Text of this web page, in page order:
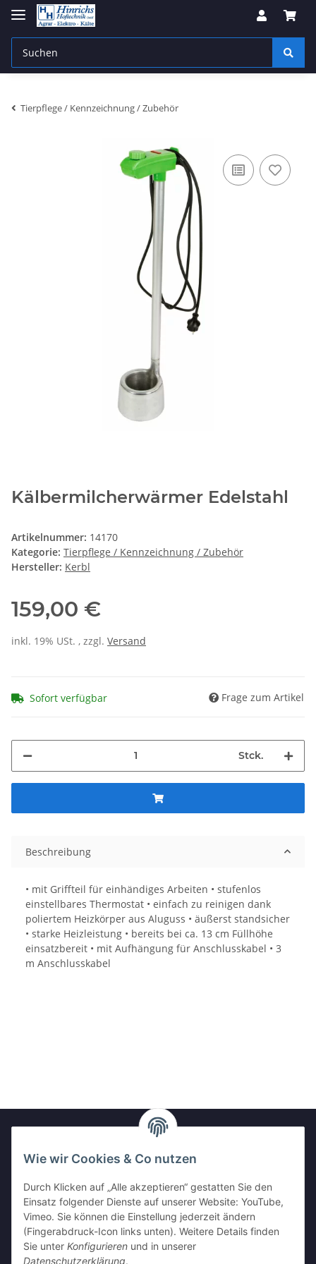
Tierpflege / Kennzeichnung / Zubehör
Kälbermilcherwärmer Edelstahl
Artikelnummer: 14170
Kategorie: Tierpflege / Kennzeichnung / Zubehör
Hersteller: Kerbl
159,00 €
inkl. 19% USt. , zzgl. Versand
Sofort verfügbar Frage zum Artikel
Stck.
Beschreibung
• mit Griffteil für einhändiges Arbeiten • stufenlos
einstellbares Thermostat • einfach zu reinigen dank
poliertem Heizkörper aus Aluguss • äußerst standsicher
• starke Heizleistung • bereits bei ca. 13 cm Füllhöhe
einsatzbereit • mit Aufhängung für Anschlusskabel • 3
m Anschlusskabel
Newsletter Abonnieren
Bitte senden Sie mir entsprechend Ihrer
Datenschutzerklärungregelmäßig und jederzeit widerruflich
Informationen zu Ihrem Produktsortiment per E-Mail zu.
Wie wir Cookies & Co nutzen
Durch Klicken auf „Alle akzeptieren“ gestatten Sie den
Einsatz folgender Dienste auf unserer Website: YouTube,
Vimeo. Sie können die Einstellung jederzeit ändern
(Fingerabdruck-Icon links unten). Weitere Details finden
Sie unter Konfigurieren und in unserer
Datenschutzerklärung.